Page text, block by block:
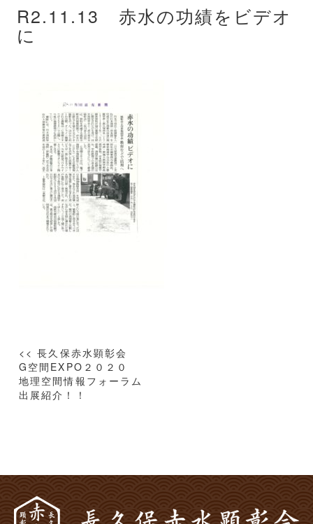
R2.11.13 赤水の功績をビデオ
に
投
稿
ナ
ビ
ョ
ン
<< 長久保赤水顕彰会
G空間EXPO２０２０
地理空間情報フォーラム
出展紹介！！